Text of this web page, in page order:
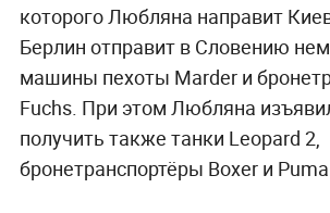
которого Любляна направит
Берлин отправит в Словению
машины пехоты Marder и
Fuchs. При этом Любляна
получить также танки Leopard 2,
бронетранспортёры Boxer и Puma.